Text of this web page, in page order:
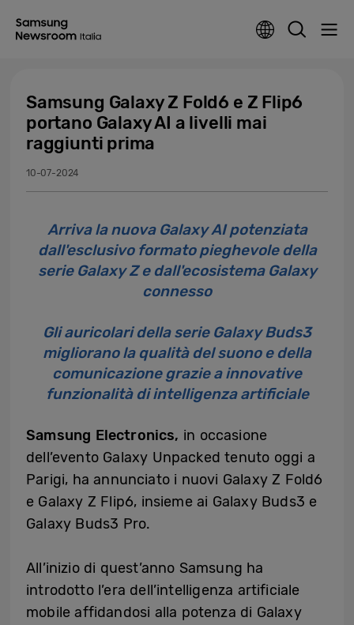
Samsung Galaxy Z Fold6 e Z Flip6
portano Galaxy AI a livelli mai
raggiunti prima
10-07-2024
Arriva la nuova Galaxy AI potenziata
dall'esclusivo formato pieghevole della
serie Galaxy Z e dall'ecosistema Galaxy
connesso
Gli auricolari della serie Galaxy Buds3
migliorano la qualità del suono e della
comunicazione grazie a innovative
funzionalità di intelligenza artificiale
Samsung Electronics, in occasione
dell’evento Galaxy Unpacked tenuto oggi a
Parigi, ha annunciato i nuovi Galaxy Z Fold6
e Galaxy Z Flip6, insieme ai Galaxy Buds3 e
Galaxy Buds3 Pro.
All’inizio di quest’anno Samsung ha
introdotto l’era dell’intelligenza artificiale
mobile affidandosi alla potenza di Galaxy